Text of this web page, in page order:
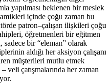
yapılması beklenen bir meslek
içinde çoğu zaman bu
patron–çalışan ilişkileri çoğu
öğretmenleri bir eğitmen
bir “eleman” olarak
aldığı her aksiyon çalışanı
müşterileri mutlu etmek
veli çatışmalarında her zaman